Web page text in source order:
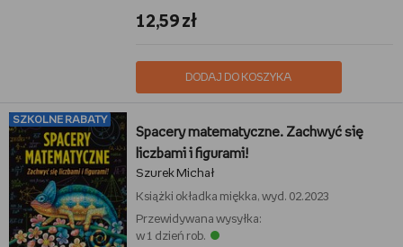
12,59 zł
DODAJ DO KOSZYKA
SZKOLNE RABATY
Spacery matematyczne. Zachwyć się
liczbami i figurami!
Szurek Michał
Książki okładka miękka, wyd. 02.2023
Przewidywana wysyłka:
w 1 dzień rob.